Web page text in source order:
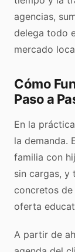
agencias,
delega todo
mercado
Cómo
Paso a
En la
la demanda.
familia con
sin cargas, y
concretos de
oferta
A partir de